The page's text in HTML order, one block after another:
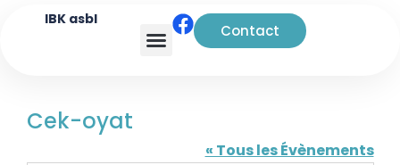
IBK asbl
Contact
Cek-oyat
« Tous les Évènements